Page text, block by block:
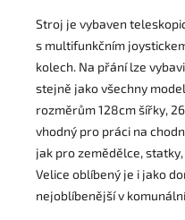
Stroj je vybaven
s multifunkčním
kolech. Na přání lze
stejně jako všechny
rozměrům 128cm šířky,
vhodný pro práci na
jak pro zemědělce,
Velice oblíbený je i jako
nejoblíbenější v